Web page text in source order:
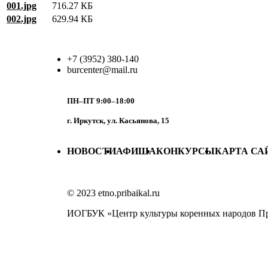
001.jpg
716.27 КБ
002.jpg
629.94 КБ
+7 (3952) 380-140
burcenter@mail.ru
ПН–ПТ 9:00–18:00
г. Иркутск, ул. Касьянова, 15
НОВОСТИАФИШАКОНКУРСЫКАРТА
© 2023 etno.pribaikal.ru
ИОГБУК «Центр культуры коренных народов